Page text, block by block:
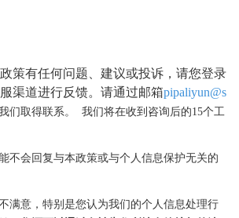
策有任何问题、建议或投诉，请您登录
渠道进行反馈。请通过邮箱pipaliyun@s
们取得联系。 我们将在收到咨询后的15个工
不会回复与本政策或与个人信息保护无关的
满意，特别是您认为我们的个人信息处理行